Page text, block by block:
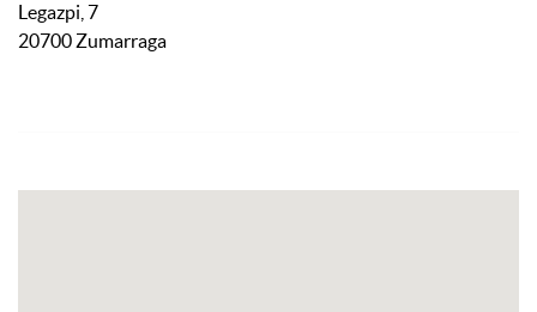
Legazpi, 7
20700 Zumarraga